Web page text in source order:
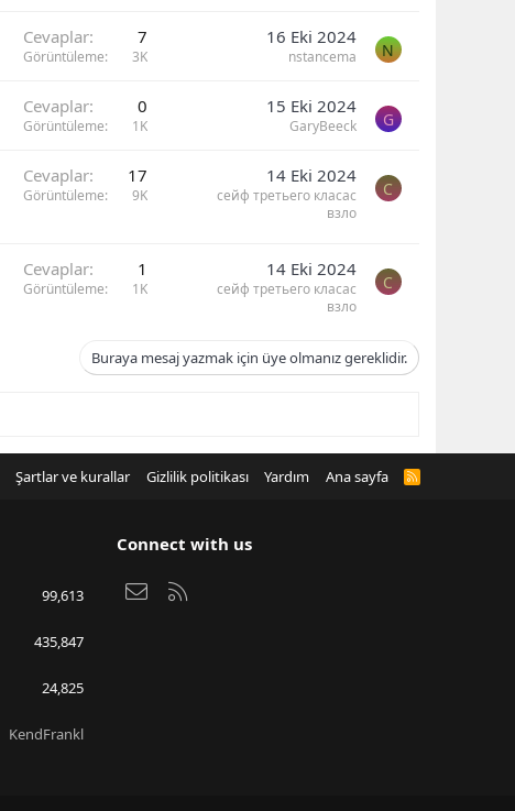
Cevaplar 7
Görüntüleme 3K
16 Eki 2024
nstancema N
Cevaplar 0
Görüntüleme 1K
15 Eki 2024
GaryBeeck G
Cevaplar 17
Görüntüleme 9K
14 Eki 2024
сейф третьего класас
взло
С
Cevaplar 1
Görüntüleme 1K
14 Eki 2024
сейф третьего класас
взло
С
Buraya mesaj yazmak için üye olmanız gereklidir.
Şartlar ve kurallar Gizlilik politikası Yardım Ana sayfa
R
99,613
435,847
24,825
KendFrankl
Connect with us
Bize ulaşın